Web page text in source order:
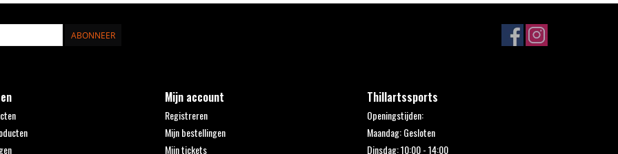
ABONNEER
Mijn account
Registreren
Mijn bestellingen
Mijn tickets
Thillartssports
Openingstijden:
Maandag: Gesloten
Dinsdag: 10:00 - 14:00